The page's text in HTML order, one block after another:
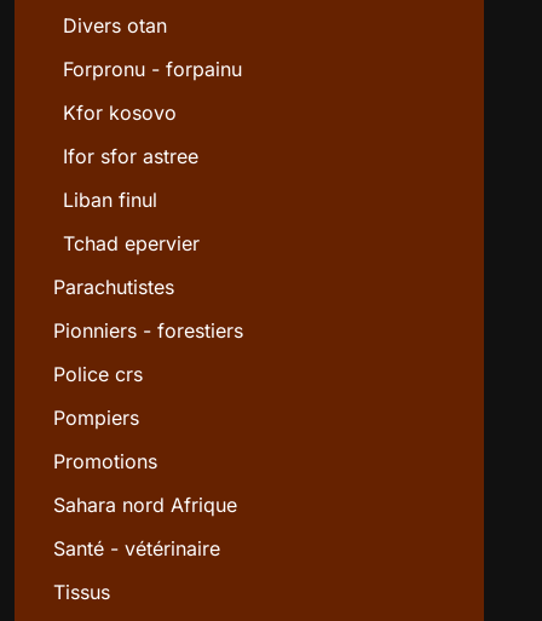
Divers otan
Forpronu - forpainu
Kfor kosovo
Ifor sfor astree
Liban finul
Tchad epervier
Parachutistes
Pionniers - forestiers
Police crs
Pompiers
Promotions
Sahara nord Afrique
Santé - vétérinaire
Tissus